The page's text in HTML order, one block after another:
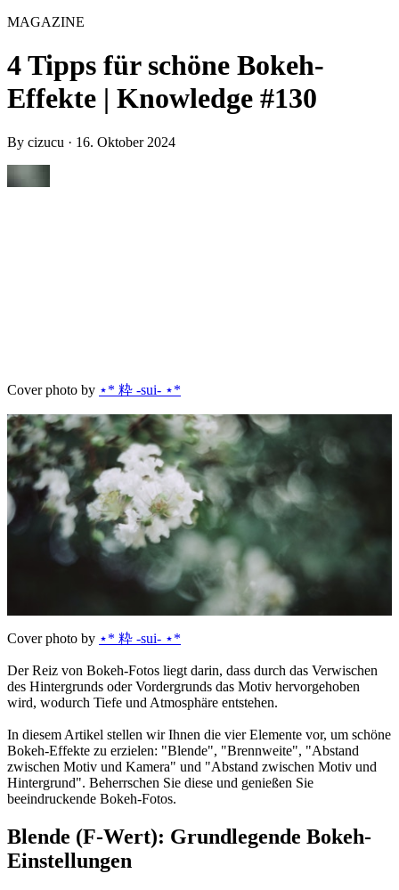
MAGAZINE
4 Tipps für schöne Bokeh-
Effekte | Knowledge #130
By cizucu · 16. Oktober 2024
Cover photo by ⋆* 粋 -sui- ⋆*
Cover photo by ⋆* 粋 -sui- ⋆*
Der Reiz von Bokeh-Fotos liegt darin, dass durch das Verwischen
des Hintergrunds oder Vordergrunds das Motiv hervorgehoben
wird, wodurch Tiefe und Atmosphäre entstehen.
In diesem Artikel stellen wir Ihnen die vier Elemente vor, um schöne
Bokeh-Effekte zu erzielen: "Blende", "Brennweite", "Abstand
zwischen Motiv und Kamera" und "Abstand zwischen Motiv und
Hintergrund". Beherrschen Sie diese und genießen Sie
beeindruckende Bokeh-Fotos.
Blende (F-Wert): Grundlegende Bokeh-
Einstellungen